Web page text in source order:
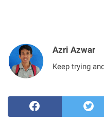
Azri Azwar
Keep trying